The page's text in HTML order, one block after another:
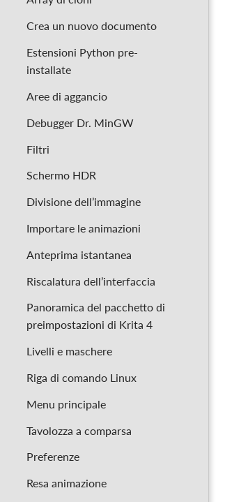
Crea un nuovo documento
Estensioni Python pre-
installate
Aree di aggancio
Debugger Dr. MinGW
Filtri
Schermo HDR
Divisione dell’immagine
Importare le animazioni
Anteprima istantanea
Riscalatura dell’interfaccia
Panoramica del pacchetto di
preimpostazioni di Krita 4
Livelli e maschere
Riga di comando Linux
Menu principale
Tavolozza a comparsa
Preferenze
Resa animazione